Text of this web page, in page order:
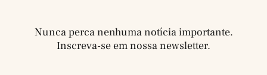
Nunca perca nenhuma notícia importante.
Inscreva-se em nossa newsletter.